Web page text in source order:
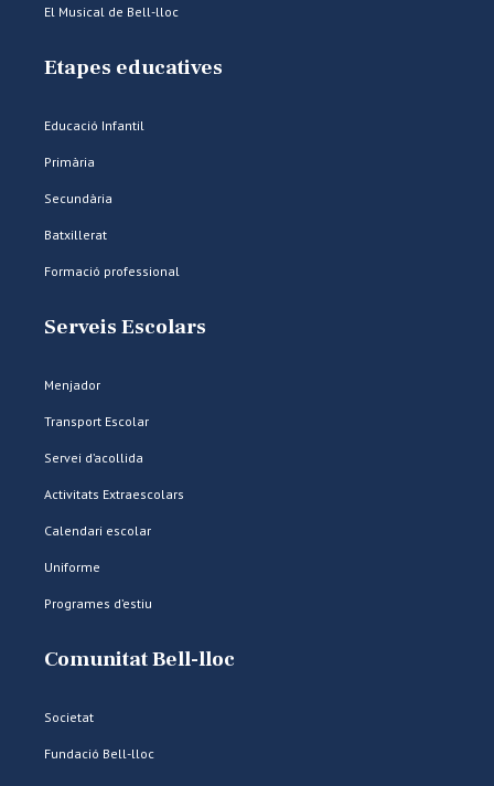
El Musical de Bell-lloc
Etapes educatives
Educació Infantil
Primària
Secundària
Batxillerat
Formació professional
Serveis Escolars
Menjador
Transport Escolar
Servei d’acollida
Activitats Extraescolars
Calendari escolar
Uniforme
Programes d’estiu
Comunitat Bell-lloc
Societat
Fundació Bell-lloc